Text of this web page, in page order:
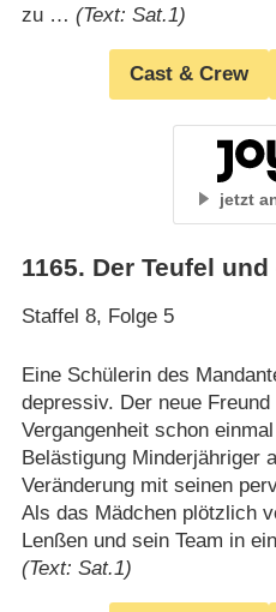
zu … (Text: Sat.1)
Cast & Crew
jetzt
1165. Der Teufel
Staffel 8, Folge 5
Eine Schülerin des
depressiv. Der neue
Vergangenheit schon
Belästigung Minderjähriger
Veränderung mit seinen
Als das Mädchen plötzlich
Lenßen und sein Team in
(Text: Sat.1)